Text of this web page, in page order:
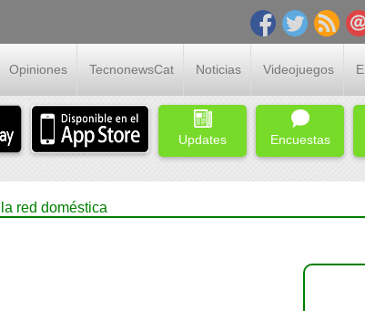
Opiniones TecnonewsCat Noticias Videojuegos
Updates Encuestas
red doméstica